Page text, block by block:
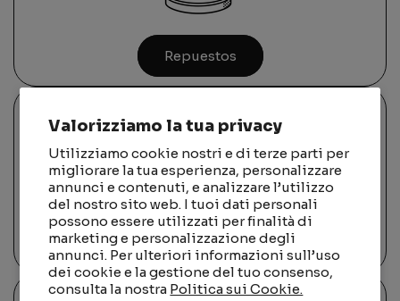
Valorizziamo la tua privacy
Utilizziamo cookie nostri e di terze parti per
migliorare la tua esperienza, personalizzare
annunci e contenuti, e analizzare l’utilizzo
del nostro sito web. I tuoi dati personali
possono essere utilizzati per finalità di
marketing e personalizzazione degli
annunci. Per ulteriori informazioni sull’uso
dei cookie e la gestione del tuo consenso,
consulta la nostra Politica sui Cookie.
Repuestos
Manuales de producto